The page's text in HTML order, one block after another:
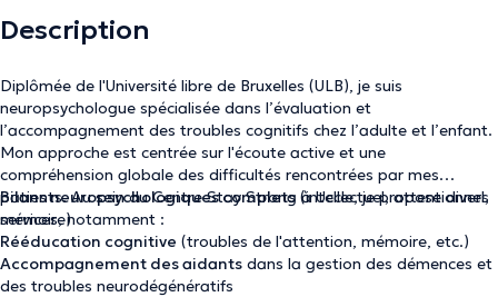
Description
Diplômée de l'Université libre de Bruxelles (ULB), je suis
neuropsychologue spécialisée dans l’évaluation et
l’accompagnement des troubles cognitifs chez l’adulte et l’enfant.
Mon approche est centrée sur l'écoute active et une
compréhension globale des difficultés rencontrées par mes
patients. Au sein du Centre Stay Strong à Uccle, je propose divers
services, notamment :
Bilans neuropsychologiques complets (intellectuel, attentionnel,
mémoire)
Rééducation cognitive (troubles de l'attention, mémoire, etc.)
Accompagnement des aidants dans la gestion des démences et
des troubles neurodégénératifs